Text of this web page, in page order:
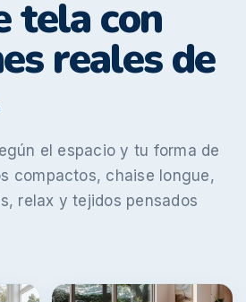
tela con
reales de
el espacio y tu forma de
compactos, chaise longue,
relax y tejidos pensados